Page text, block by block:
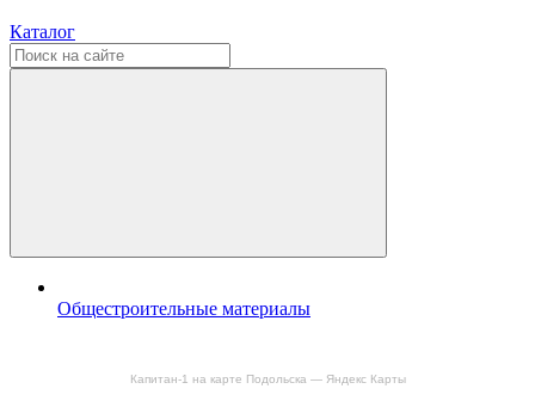
Капитан-1 на карте Подольска — Яндекс Карты
Каталог
Общестроительные материалы